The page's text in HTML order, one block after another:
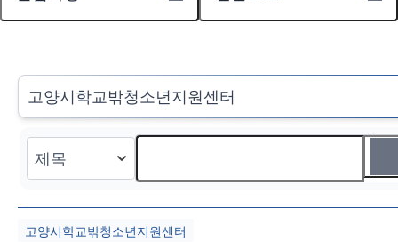
고양시학교밖청소년지원센터
고양시학교밖청소년지원센터